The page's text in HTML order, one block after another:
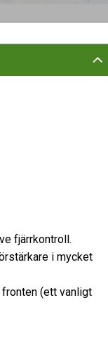
fjärrkontroll.
i mycket
(ett vanligt